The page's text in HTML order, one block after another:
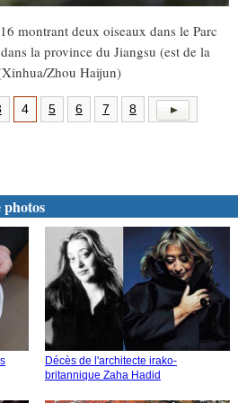
montrant deux oiseaux dans le Parc
la province du Jiangsu (est de la
Zhou Haijun)
4 5 6 7 8
photos
Décès de l'architecte irako-
britannique Zaha Hadid